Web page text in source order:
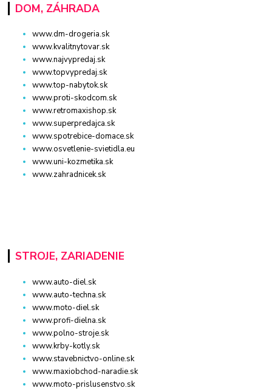
DOM, ZÁHRADA
www.dm-drogeria.sk
www.kvalitnytovar.sk
www.najvypredaj.sk
www.topvypredaj.sk
www.top-nabytok.sk
www.proti-skodcom.sk
www.retromaxishop.sk
www.superpredajca.sk
www.spotrebice-domace.sk
www.osvetlenie-svietidla.eu
www.uni-kozmetika.sk
www.zahradnicek.sk
STROJE, ZARIADENIE
www.auto-diel.sk
www.auto-techna.sk
www.moto-diel.sk
www.profi-dielna.sk
www.polno-stroje.sk
www.krby-kotly.sk
www.stavebnictvo-online.sk
www.maxiobchod-naradie.sk
www.moto-prislusenstvo.sk